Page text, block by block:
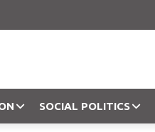
SOCIAL POLITICS